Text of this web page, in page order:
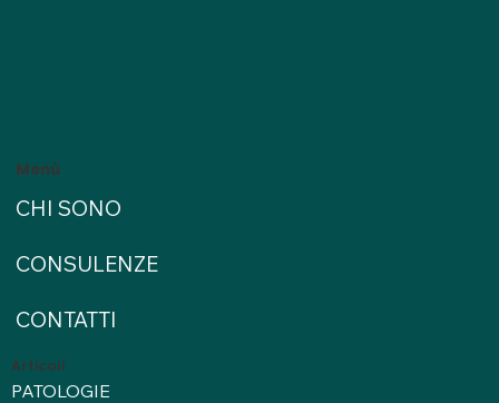
Menù
CHI SONO
CONSULENZE
CONTATTI
Articoli
PATOLOGIE